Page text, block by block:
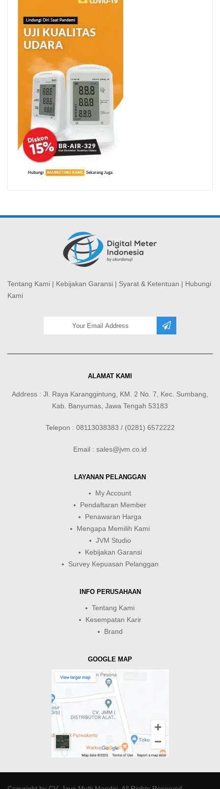
Tentang Kami | Kebijakan Garansi | Syarat & Ketentuan | Hubungi
Kami
ALAMAT KAMI
Address : Jl. Raya Karanggintung, KM. 2 No. 7, Kec. Sumbang,
Kab. Banyumas, Jawa Tengah 53183
Telepon : 08113038383 / (0281) 6572222
Email : sales@jvm.co.id
LAYANAN PELANGGAN
My Account
Pendaftaran Member
Penawaran Harga
Mengapa Memilih Kami
JVM Studio
Kebijakan Garansi
Survey Kepuasan Pelanggan
INFO PERUSAHAAN
Tentang Kami
Kesempatan Karir
Brand
GOOGLE MAP